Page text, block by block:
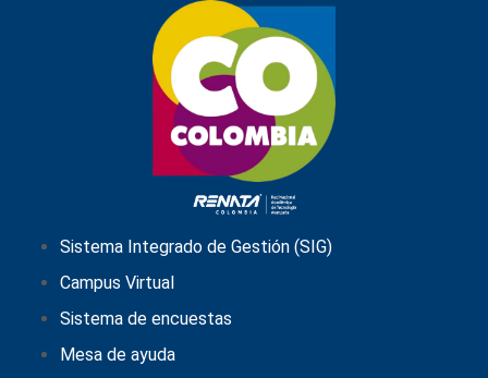
Sistema Integrado de Gestión (SIG)
Campus Virtual
Sistema de encuestas
Mesa de ayuda